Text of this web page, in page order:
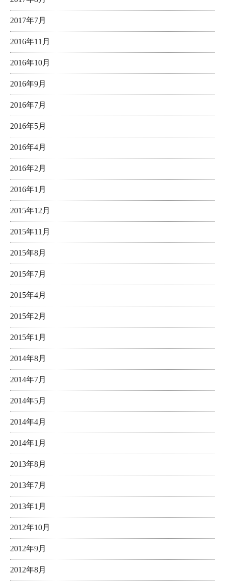
2017年7月
2016年11月
2016年10月
2016年9月
2016年7月
2016年5月
2016年4月
2016年2月
2016年1月
2015年12月
2015年11月
2015年8月
2015年7月
2015年4月
2015年2月
2015年1月
2014年8月
2014年7月
2014年5月
2014年4月
2014年1月
2013年8月
2013年7月
2013年1月
2012年10月
2012年9月
2012年8月